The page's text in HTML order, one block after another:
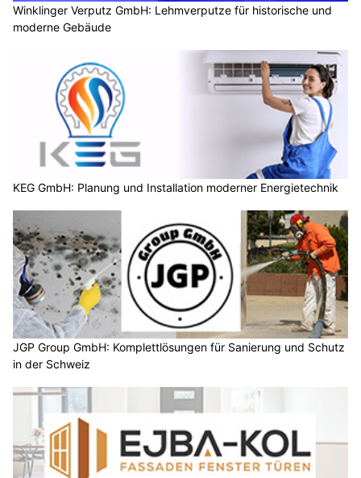
Winklinger Verputz GmbH: Lehmverputze für historische und
moderne Gebäude
KEG GmbH: Planung und Installation moderner Energietechnik
JGP Group GmbH: Komplettlösungen für Sanierung und Schutz
in der Schweiz